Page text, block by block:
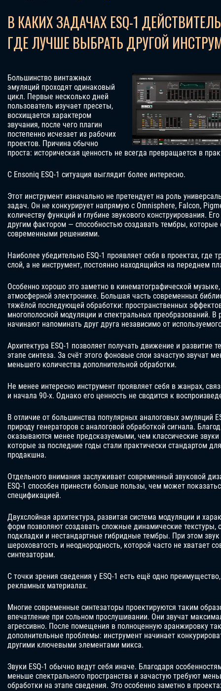
В КАКИХ ЗАДАЧАХ ESQ-1
ГДЕ ЛУЧШЕ ВЫБРАТЬ ДРУГОЙ
Большинство винтажных
эмуляций проходят одинаковый
цикл. Первые несколько дней
пользователь изучает пресеты,
восхищается характером
звучания, после чего плагин
постепенно исчезает из рабочих
проектов. Причина обычно
проста: историческая ценность не всегда превращается в
С Ensoniq ESQ-1 ситуация выглядит более интересно.
Этот инструмент изначально не претендует на роль
задач. Он не конкурирует напрямую с Omnisphere, Falcon,
количеству функций и глубине звукового конструирования.
другим фактором — способностью создавать тембры,
современными решениями.
Наиболее убедительно ESQ-1 проявляет себя в проектах, где
слой, а не инструмент, постоянно находящийся на переднем
Особенно хорошо это заметно в кинематографической
атмосферной электронике. Большая часть современных
тяжёлой последующей обработки: пространственных
многополосной модуляции и спектральных преобразований. В
начинают напоминать друг друга независимо от
Архитектура ESQ-1 позволяет получать движение и развитие
этапе синтеза. За счёт этого фоновые слои зачастую звучат
меньшего количества дополнительной обработки.
Не менее интересно инструмент проявляет себя в жанрах,
и начала 90-х. Однако его ценность не сводится к
В отличие от большинства популярных аналоговых эмуляций
природу генераторов с аналоговой обработкой сигнала.
оказываются менее предсказуемыми, чем классические
которые за последние годы стали практически стандартом
продакшна.
Отдельного внимания заслуживает современный звуковой
ESQ-1 способен принести больше пользы, чем может
спецификацией.
Двухслойная архитектура, развитая система модуляции и
форм позволяют создавать сложные динамические текстуры,
подкладки и нестандартные гибридные тембры. При этом
шероховатость и неоднородность, которой часто не хватает
синтезаторам.
С точки зрения сведения у ESQ-1 есть ещё одно
рекламных материалах.
Многие современные синтезаторы проектируются таким
впечатление при сольном прослушивании. Они звучат
агрессивно. После помещения в полноценную аранжировку
дополнительные проблемы: инструмент начинает
другими ключевыми элементами микса.
Звуки ESQ-1 обычно ведут себя иначе. Благодаря
меньше спектрального пространства и зачастую требуют
обработки на этапе сведения. Это особенно заметно в